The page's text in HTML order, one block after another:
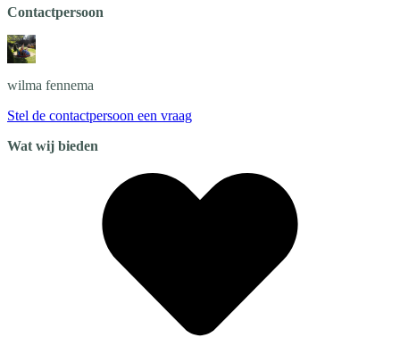
Contactpersoon
wilma fennema
Stel de contactpersoon een vraag
Wat wij bieden